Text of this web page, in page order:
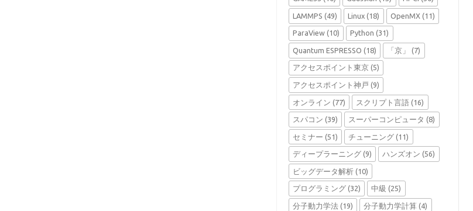
LAMMPS (49) Linux (18) OpenMX (11)
ParaView(10) Python (31)
Quantum ESPRESSO (18) 「京」 (7)
アクセスポイント東京(5)
アクセスポイント神戸 (9)
オンライン (77) スクリプト言語 (16)
スパコン (39) スーパーコンピュータ (8)
セミナー (51) チューニング (11)
ディープラーニング(9) ハンズオン (56)
ビッグデータ解析(10)
プログラミング(32) 中級 (25)
分子動力学法(19) 分子動力学計算 (4)